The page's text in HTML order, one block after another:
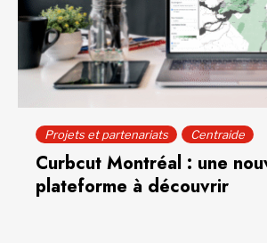
Projets et partenariats Centraide
Curbcut Montréal : une
plateforme à découvrir